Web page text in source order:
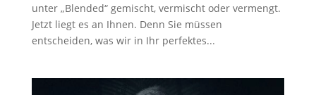
unter „Blended“ gemischt, vermischt oder vermengt.
Jetzt liegt es an Ihnen. Denn Sie müssen
entscheiden, was wir in Ihr perfektes...